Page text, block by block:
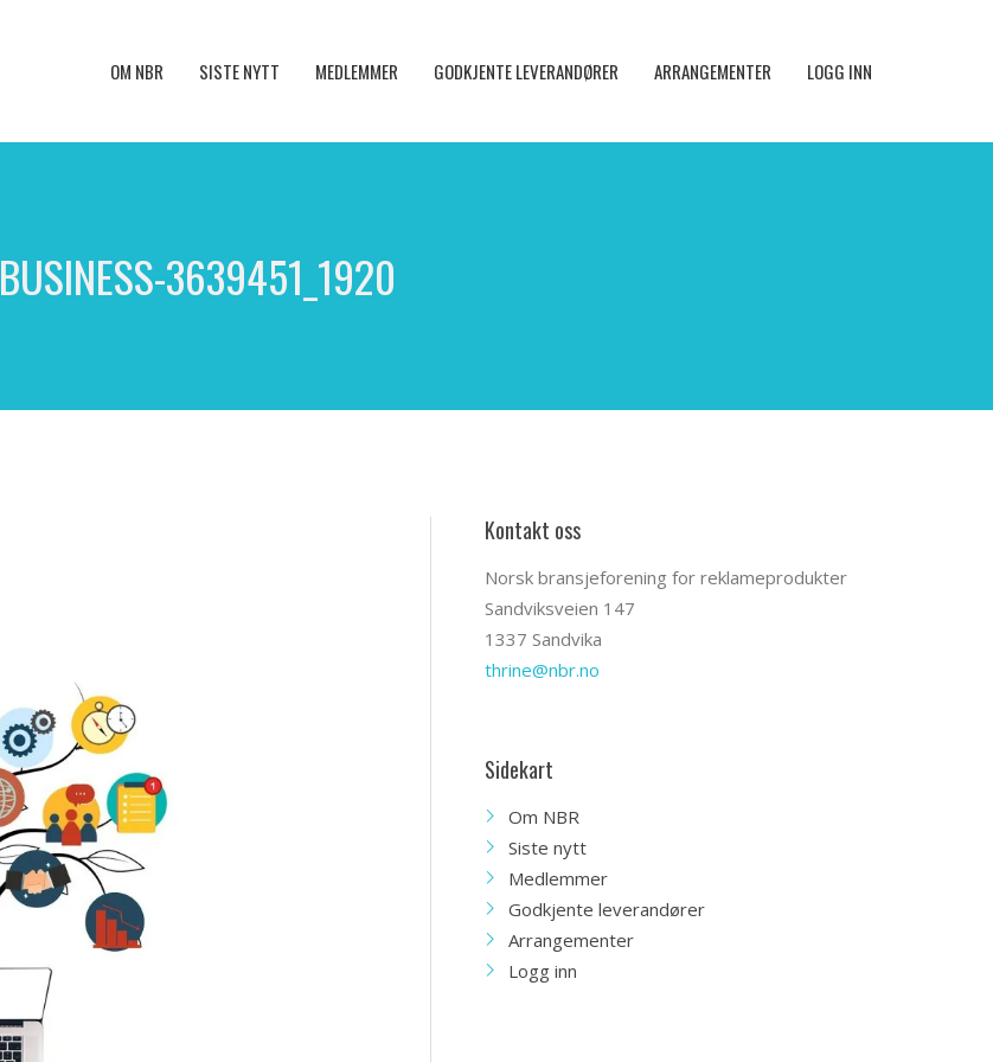
OM NBR SISTE NYTT MEDLEMMER GODKJENTE LEVERANDØRER ARRANGEMENTER LOGG INN
BUSINESS-3639451_1920
Kontakt oss
Norsk bransjeforening for reklameprodukter
Sandviksveien 147
1337 Sandvika
thrine@nbr.no
Sidekart
Om NBR
Siste nytt
Medlemmer
Godkjente leverandører
Arrangementer
Logg inn